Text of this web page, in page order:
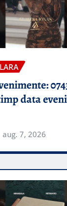
data
aug. 7, 2026